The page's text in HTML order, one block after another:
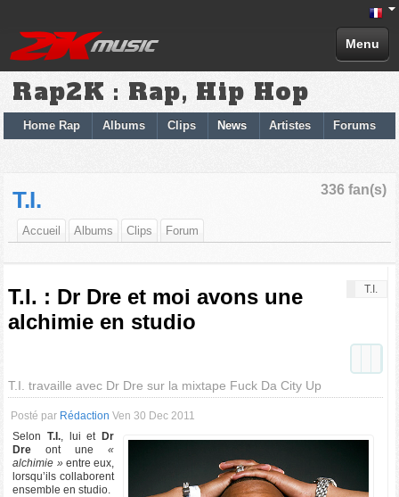
Menu
Rap2K : Rap, Hip Hop
Home Rap Albums Clips News Artistes Forums
336 fan(s)
T.I.
Accueil Albums Clips Forum
T.I.
T.I. : Dr Dre et moi avons une
alchimie en studio
T.I. travaille avec Dr Dre sur la mixtape Fuck Da City Up
Posté par Rédaction Ven 30 Dec 2011
SelonT.I., lui et Dr
Dre ont une «
alchimie » entre eux,
lorsqu’ils collaborent
ensemble en studio.